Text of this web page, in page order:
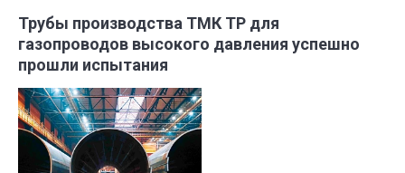
Трубы производства ТМК ТР для
газопроводов высокого давления успешно
прошли испытания